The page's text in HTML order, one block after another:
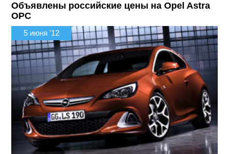
Объявлены российские цены на Opel Astra
OPC
5 июня '12